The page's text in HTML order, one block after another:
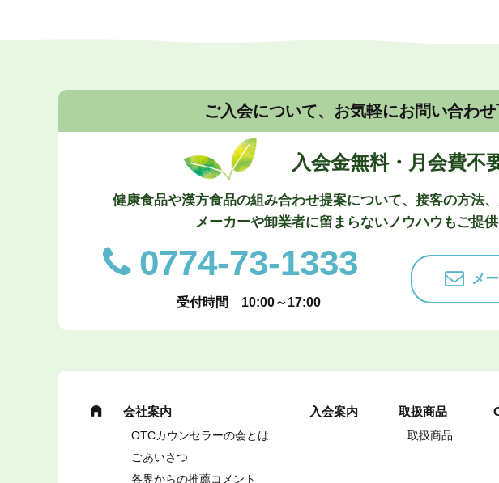
ご入会について、お気軽にお問い合わ
入会金無料・月会費不
健康食品や漢方食品の組み合わせ提案について、接客の方法、
メーカーや卸業者に留まらないノウハウもご提供
0774-73-1333
受付時間 10:00～17:00
メ
会社案内
OTCカウンセラーの会とは
ごあいさつ
各界からの推薦コメント
入会案内 取扱商品
取扱商品